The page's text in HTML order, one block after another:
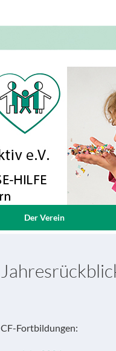
Der Verein
CF-Fortbildungen: